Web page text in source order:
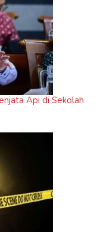
Api di Sekolah